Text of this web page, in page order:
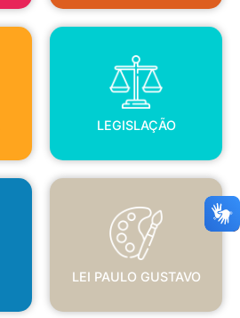
LEGISLAÇÃO
LEGISLAÇÃO
LEI PAULO GUSTAVO
LEI PAULO GUSTAVO